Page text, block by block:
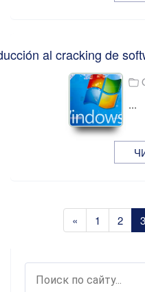
al cracking de
...
« 1 2 3